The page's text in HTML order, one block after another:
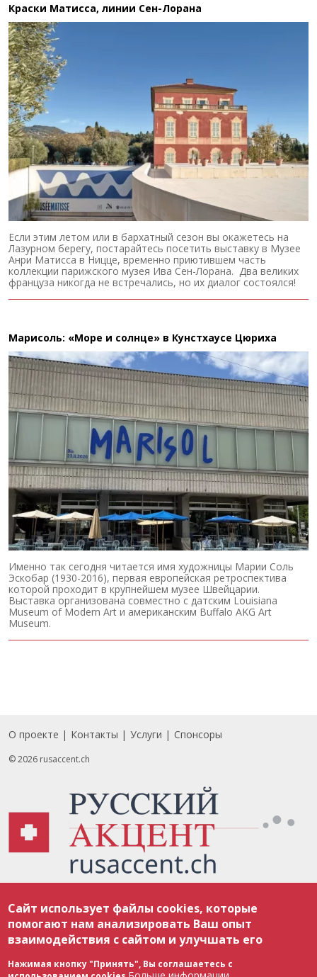
Краски Матисса, линии Сен-Лорана
Если этим летом или в бархатный сезон вы окажетесь на
Лазурном берегу, постарайтесь посетить выставку в Музее
Анри Матисса в Ницце, временно приютившем часть
коллекции парижского музея Ива Сен-Лорана. Два великих
француза никогда не встречались, но их диалог состоялся!
Марисоль: «Море и солнце» в Кунстхаусе Цюриха
Именно так сегодня читается имя художницы Марии Соль
Эскобар (1930-2016), первая европейская ретроспектива
которой проходит в крупнейшем музее Швейцарии.
Выставка организована совместно с датским Louisiana
Museum of Modern Art и американским Buffalo AKG Art
Museum.
Footer
О проекте Контакты Услуги Спонсоры
© 2026 rusaccent.ch
соответствии с законодательством Швейцарии об авторском праве и
международными соглашениями. Полное или частичное использование
материалов возможно только с разрешения редакции. В случае полного
или частичного воспроизведения материалов сайта rusaccent.ch,
ОБЯЗАТЕЛЬНА АКТИВНАЯ ГИПЕРССЫЛКА на конкретный заимствованный
текст. Фотоизображения, размещенные редакцией rusaccent.ch, являются
ее исключительной собственностью. Полное или частичное
Сайт использует файлы cookies, которые
помогают нам анализировать Ваш опыт
взаимодействия с сайтом и улучшать его
Нажимая кнопку "Принять", Вы соглашаетесь с